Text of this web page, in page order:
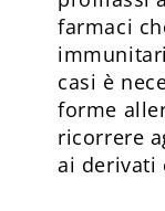
farmaci
casi è
forme
ricorrere
ai derivati